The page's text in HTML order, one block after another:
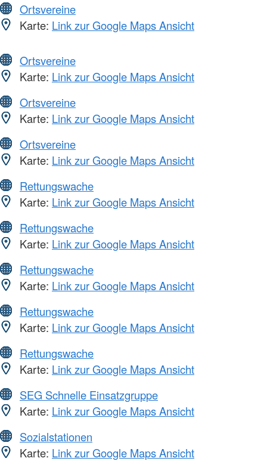
Ortsvereine
Karte: Link zur Google Maps Ansicht
Ortsvereine
Karte: Link zur Google Maps Ansicht
Ortsvereine
Karte: Link zur Google Maps Ansicht
Ortsvereine
Karte: Link zur Google Maps Ansicht
Rettungswache
Karte: Link zur Google Maps Ansicht
Rettungswache
Karte: Link zur Google Maps Ansicht
Rettungswache
Karte: Link zur Google Maps Ansicht
Rettungswache
Karte: Link zur Google Maps Ansicht
Rettungswache
Karte: Link zur Google Maps Ansicht
SEG Schnelle Einsatzgruppe
Karte: Link zur Google Maps Ansicht
Sozialstationen
Karte: Link zur Google Maps Ansicht